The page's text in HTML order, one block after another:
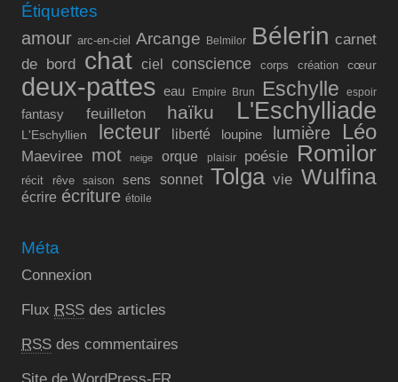
Étiquettes
amour arc-en-ciel Arcange Belmilor Bélerin carnet
de bord chat ciel conscience corps création cœur
deux-pattes eau Empire Brun Eschylle espoir
fantasy feuilleton haïku L'Eschylliade
L'Eschyllien lecteur liberté loupine lumière Léo
Maeviree mot neige orque plaisir poésie Romilor
récit rêve saison sens sonnet Tolga vie Wulfina
écrire écriture étoile
Méta
Connexion
Flux RSS des articles
RSS des commentaires
Site de WordPress-FR